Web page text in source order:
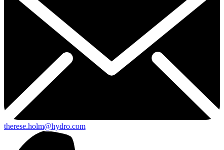
therese.holm@hydro.com